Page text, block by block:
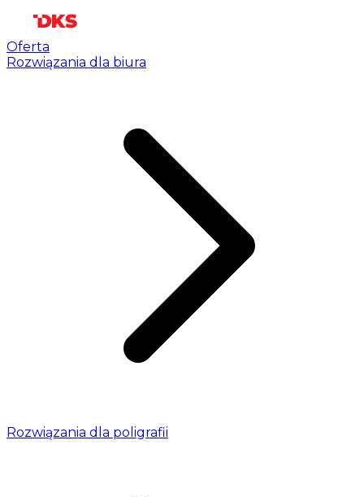
Oferta
Rozwiązania dla biura
Rozwiązania dla poligrafii